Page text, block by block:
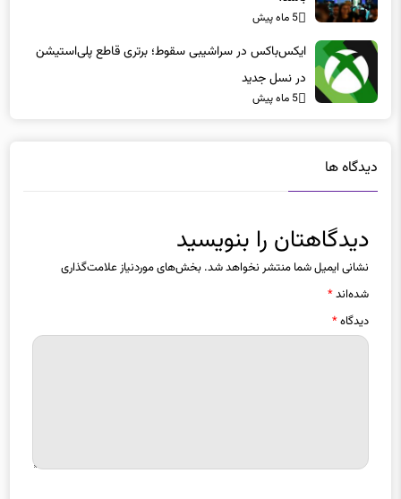
ایکس‌باکس در سراشیبی سقوط؛ برتری قاطع پلی‌استیشن
در نسل جدید
نشانی ایمیل شما منتشر نخواهد شد.بخش‌های موردنیاز علامت‌گذاری
شده‌اند*
دیدگاه*